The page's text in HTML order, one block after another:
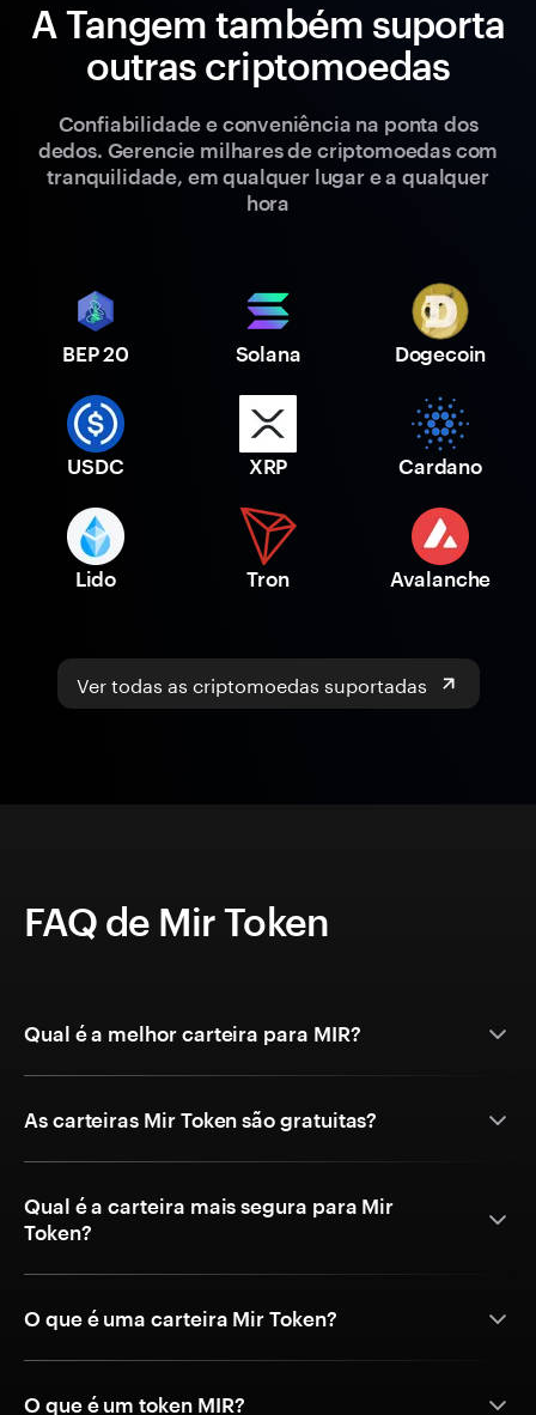
A Tangem também suporta
outras criptomoedas
Confiabilidade e conveniência na ponta dos
dedos. Gerencie milhares de criptomoedas com
tranquilidade, em qualquer lugar e a qualquer
hora
BEP 20 Solana Dogecoin
USDC XRP Cardano
Lido Tron Avalanche
Ver todas as criptomoedas suportadas
FAQ de Mir Token
Qual é a melhor carteira para MIR?
As carteiras Mir Token são gratuitas?
Qual é a carteira mais segura para Mir
Token?
O que é uma carteira Mir Token?
O que é um token MIR?